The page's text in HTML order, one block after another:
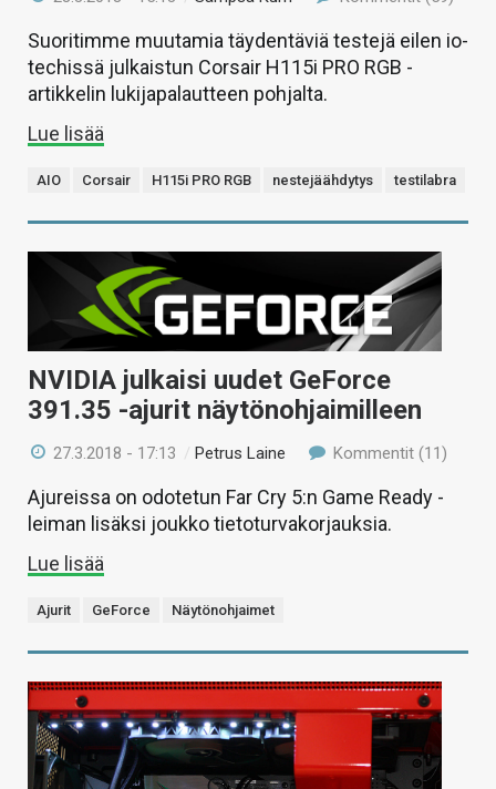
Suoritimme muutamia täydentäviä testejä eilen io-
techissä julkaistun Corsair H115i PRO RGB -
artikkelin lukijapalautteen pohjalta.
Lue lisää
AIO Corsair H115i PRO RGB nestejäähdytys testilabra
NVIDIA julkaisi uudet GeForce
391.35 -ajurit näytönohjaimilleen
27.3.2018 - 17:13 /Petrus Laine Kommentit (11)
Ajureissa on odotetun Far Cry 5:n Game Ready -
leiman lisäksi joukko tietoturvakorjauksia.
Lue lisää
Ajurit GeForce Näytönohjaimet